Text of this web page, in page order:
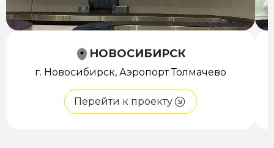
НОВОСИБИРСК
г. Новосибирск, Аэропорт Толмачево
Перейти к проекту